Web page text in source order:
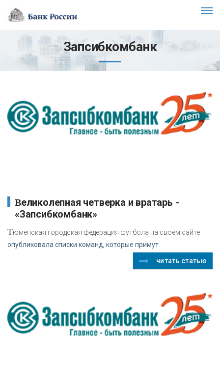
Запсибкомбанк
Великолепная четверка и вратарь -
«Запсибкомбанк»
Тюменская городская федерация футбола на своем сайте
опубликовала списки команд, которые примут
читать статью